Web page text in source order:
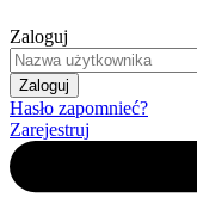
Zaloguj
Hasło zapomnieć?
Zarejestruj